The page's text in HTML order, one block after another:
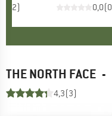
2) 0,0(0
THE NORTH FACE -
4,3(3)